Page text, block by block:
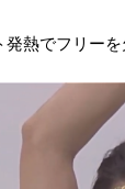
熱でフリー